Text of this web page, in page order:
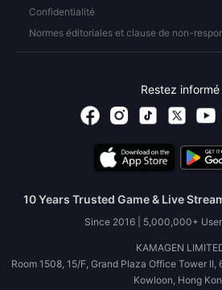
Confidentialité
Normes éditoriales et clause de non-
Restez informé
10 Years Trusted Game & Live
Since 2016 | 5,000,000+
KAMAGEN
Room 1508, 15/F, Grand Plaza Office Tower II,
Kowloon, Hong